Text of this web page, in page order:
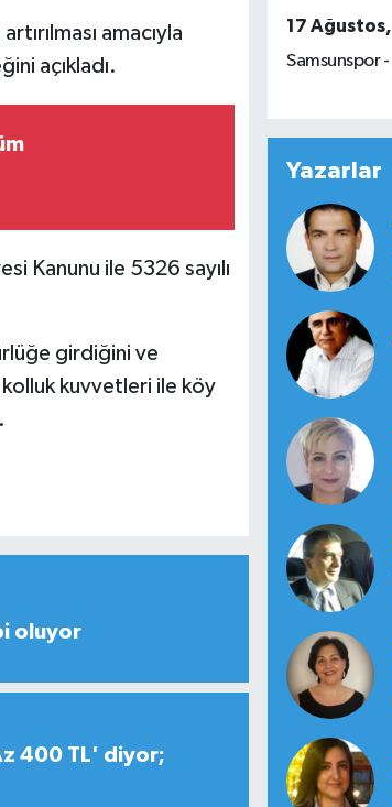
amacıyla
açıkladı.
Kanunu ile 5326 sayılı
girdiğini ve
kolluk kuvvetleri ile köy
oluyor
400 TL' diyor;
17
Samsunspor
Yazarlar